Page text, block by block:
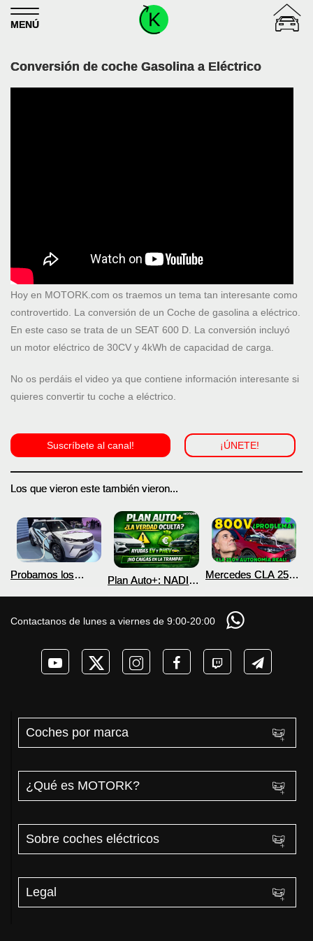
Skip to content
MENÚ
Conversión de coche Gasolina a Eléctrico
Hoy en MOTORK.com os traemos un tema tan interesante como
controvertido. La conversión de un Coche de gasolina a eléctrico.
En este caso se trata de un SEAT 600 D. La conversión incluyó
un motor eléctrico de 30CV y 4kWh de capacidad de carga.
No os perdáis el video ya que contiene información interesante si
quieres convertir tu coche a eléctrico.
Suscríbete al canal! ¡ÚNETE!
Los que vieron este también vieron...
Probamos los
DM-i y EV con más
Plan Auto+: NADIE
coches eléctricos y
PHEV 2026
Mercedes CLA 250+
COCHE que NO lo
necesita? PRUEBA
de AUTONOMÍA
Contactanos de lunes a viernes de 9:00-20:00
Coches por marca
¿Qué es MOTORK?
Sobre coches eléctricos
Legal